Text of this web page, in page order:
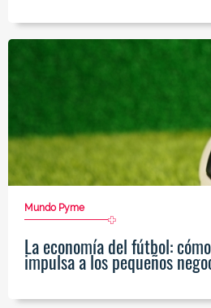
Mundo Pyme
La economía del fútbol:
impulsa a los pequeños